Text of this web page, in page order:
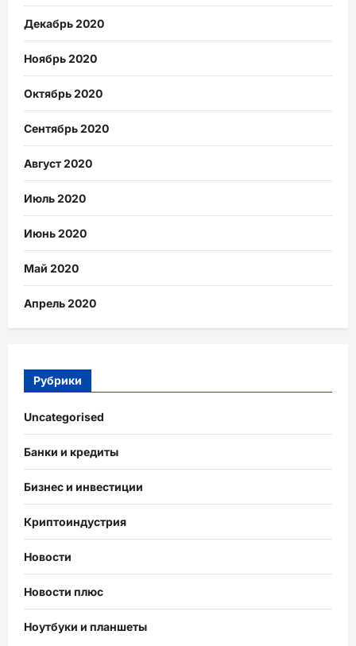
Декабрь 2020
Ноябрь 2020
Октябрь 2020
Сентябрь 2020
Август 2020
Июль 2020
Июнь 2020
Май 2020
Апрель 2020
Рубрики
Uncategorised
Банки и кредиты
Бизнес и инвестиции
Криптоиндустрия
Новости
Новости плюс
Ноутбуки и планшеты